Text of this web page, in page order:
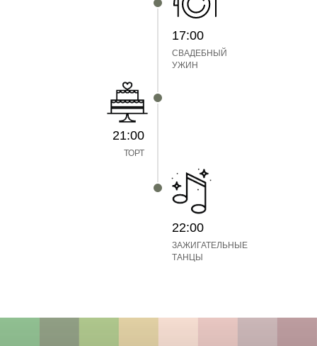
17:00
СВАДЕБНЫЙ
УЖИН
ТОРТ
21:00
22:00
ЗАЖИГАТЕЛЬНЫЕ
ТАНЦЫ